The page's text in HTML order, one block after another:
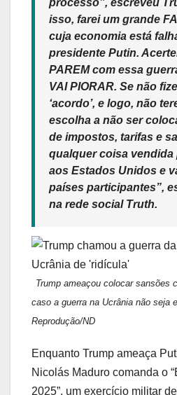
isso, farei um grande
cuja economia está
presidente Putin.
PAREM com essa
VAI PIORAR. Se não
‘acordo’, e logo, não
escolha a não ser
de impostos, tarifas e
qualquer coisa vendida
aos Estados Unidos e
países participantes”,
na rede social Truth.
Trump ameaçou colocar sansões
caso a guerra na Ucrânia não seja
Reprodução/ND
Enquanto Trump ameaça
Nicolás Maduro comanda o
2025”, um exercício militar